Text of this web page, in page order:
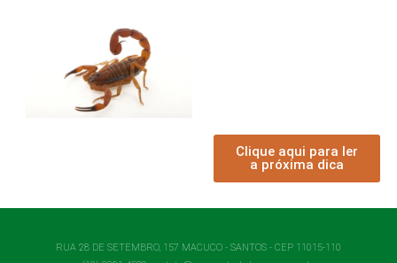
Clique aqui para ler
a próxima dica
RUA 28 DE SETEMBRO, 157 MACUCO - SANTOS - CEP 11015-110